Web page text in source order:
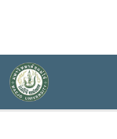
มของหน่
ของหน่วยงาน